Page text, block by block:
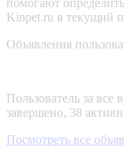
Kinpet.ru в текущий
Объявления
Пользователь за все
завершено, 38
Посмотреть все